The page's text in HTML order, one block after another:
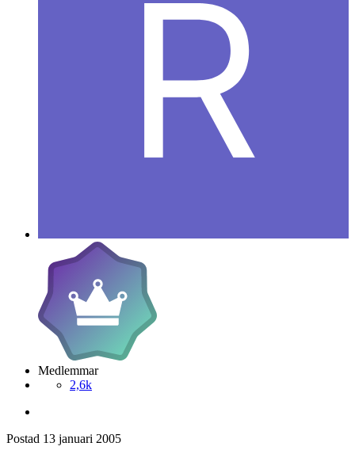
Medlemmar
2,6k
Postad 13 januari 2005